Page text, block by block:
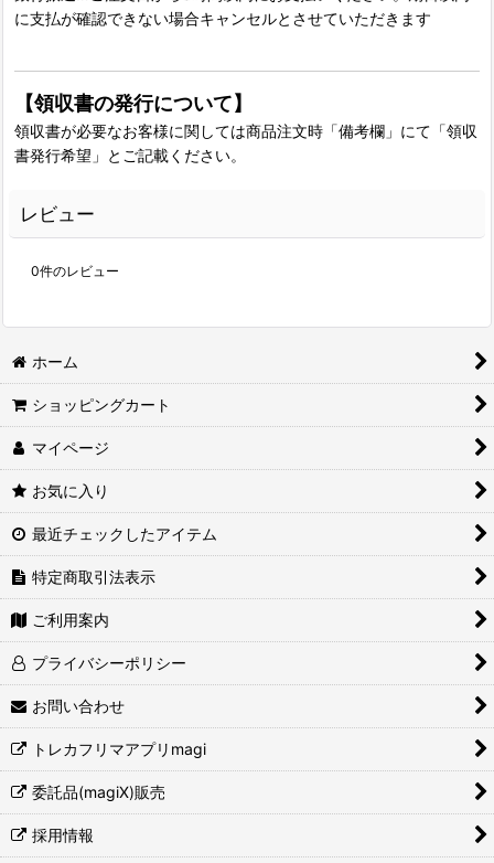
に支払が確認できない場合キャンセルとさせていただきます
【領収書の発行について】
領収書が必要なお客様に関しては商品注文時「備考欄」にて「領収
書発行希望」とご記載ください。
レビュー
0件のレビュー
ホーム
ショッピングカート
マイページ
お気に入り
最近チェックしたアイテム
特定商取引法表示
ご利用案内
プライバシーポリシー
お問い合わせ
トレカフリマアプリmagi
委託品(magiX)販売
採用情報